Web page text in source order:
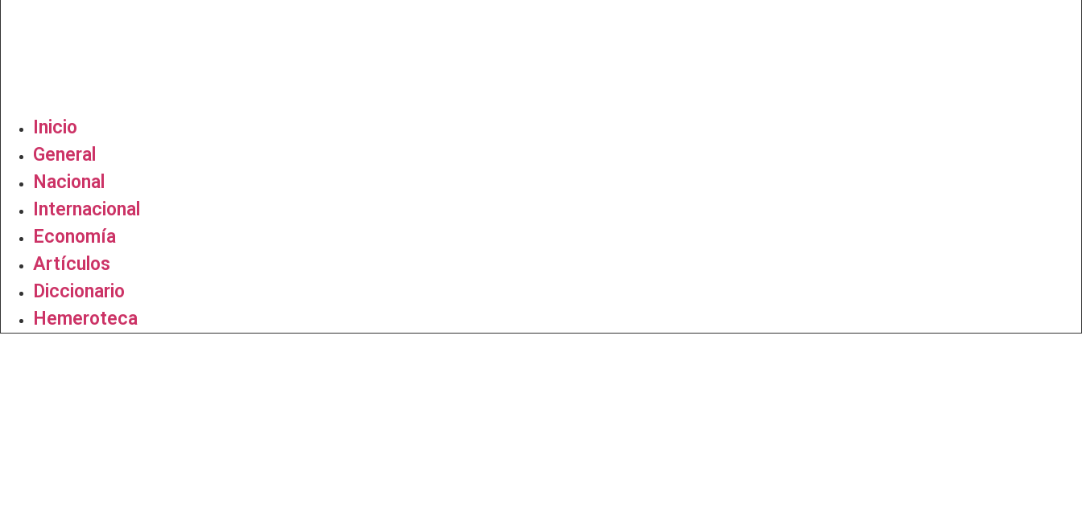
Inicio
General
Nacional
Internacional
Economía
Artículos
Diccionario
Hemeroteca